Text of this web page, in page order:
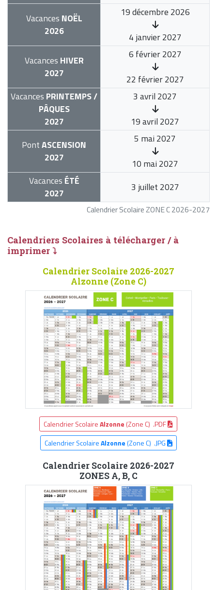
Calendrier Scolaire ZONE C 2026-2027
Vacances NOËL
2026
19 décembre 2026
4 janvier 2027
Vacances HIVER
2027
6 février 2027
22 février 2027
Vacances PRINTEMPS /
PÂQUES
2027
3 avril 2027
19 avril 2027
PontASCENSION
2027
5 mai 2027
10 mai 2027
Vacances ÉTÉ
2027
3 juillet 2027
Calendriers Scolaires à télécharger / à
imprimer ⤵
Calendrier Scolaire 2026-2027
Alzonne (Zone C)
Calendrier ScolaireAlzonne (Zone C) .PDF
Calendrier ScolaireAlzonne(Zone C) .JPG
Calendrier Scolaire 2026-2027
ZONES A, B, C